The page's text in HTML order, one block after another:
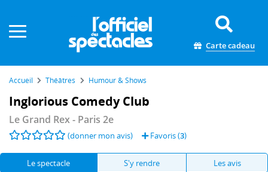
Carte cadeau
Accueil Théâtres Humour & Shows
Inglorious Comedy Club
Le Grand Rex- Paris 2e
(donner mon avis) Favoris (3)
Le spectacle S'y rendre Les avis